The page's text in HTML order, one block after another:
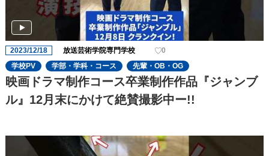
2023/12/18 放送芸術学院専門学校
0
学校PV
学部・学科・コース 先輩・OB・OG
映画ドラマ制作コース卒業制作作品『ジャンブ
ル』12月末にかけて絶賛撮影中ー!!